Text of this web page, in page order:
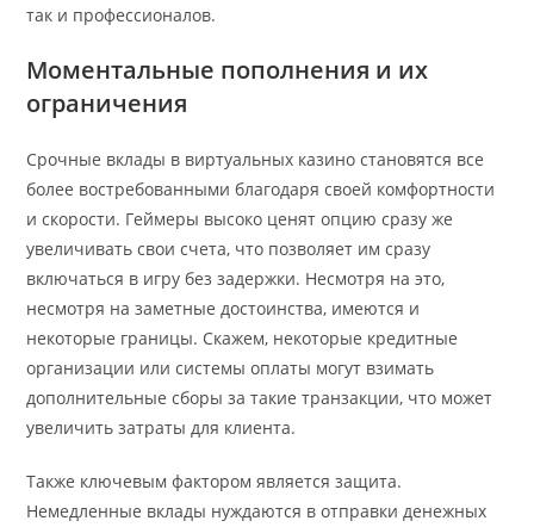
так и профессионалов.
Моментальные пополнения и их
ограничения
Срочные вклады в виртуальных казино становятся все
более востребованными благодаря своей комфортности
и скорости. Геймеры высоко ценят опцию сразу же
увеличивать свои счета, что позволяет им сразу
включаться в игру без задержки. Несмотря на это,
несмотря на заметные достоинства, имеются и
некоторые границы. Скажем, некоторые кредитные
организации или системы оплаты могут взимать
дополнительные сборы за такие транзакции, что может
увеличить затраты для клиента.
Также ключевым фактором является защита.
Немедленные вклады нуждаются в отправки денежных